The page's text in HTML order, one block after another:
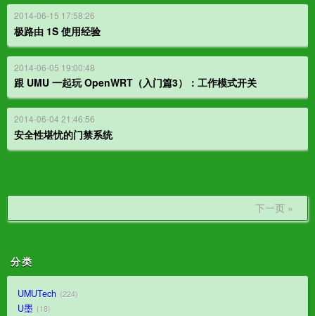
2014-06-15 17:58:26
极路由 1S 使用经验
2014-06-05 19:00:48
跟 UMU 一起玩 OpenWRT（入门篇3）：工作模式开关
2014-06-04 21:46:56
安全性堪忧的门禁系统
下一页 »
分类
UMUTech 224
U墨 18